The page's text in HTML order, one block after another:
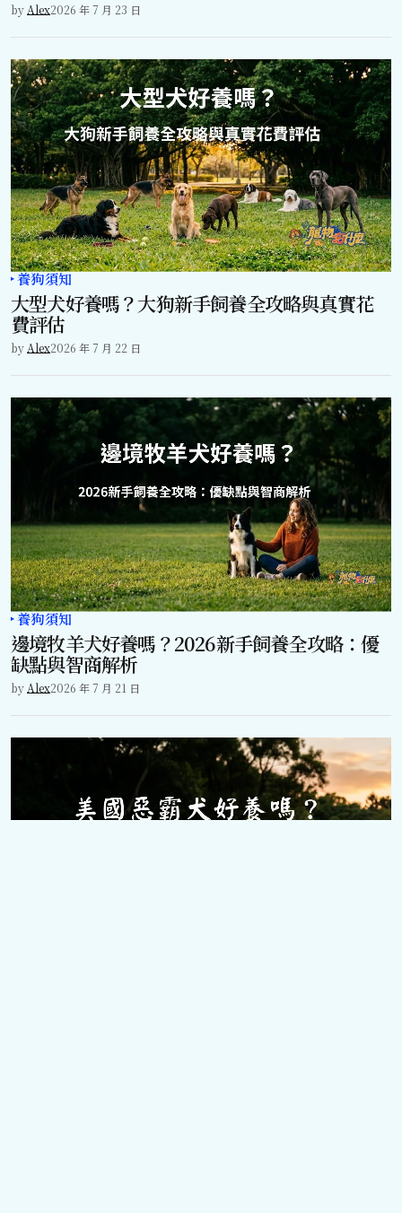
by Alex2026 年 7 月 23 日
養狗須知
大型犬好養嗎？大狗新手飼養全攻略與真實花
費評估
by Alex2026 年 7 月 22 日
養狗須知
邊境牧羊犬好養嗎？2026新手飼養全攻略：優
缺點與智商解析
by Alex2026 年 7 月 21 日